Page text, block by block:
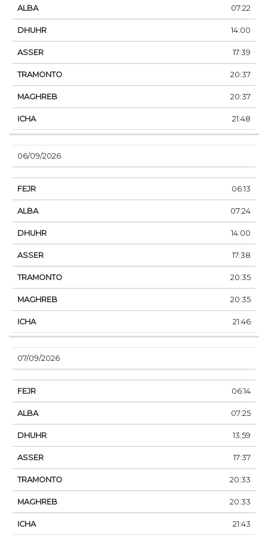
07:22
14:00
17:39
20:37
20:37
21:48
06/09/2026
06:13
07:24
14:00
17:38
20:35
20:35
21:46
07/09/2026
06:14
07:25
13:59
17:37
20:33
20:33
21:43